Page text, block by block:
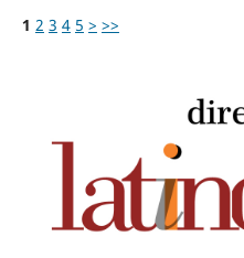
1 2 3 4 5 > >>